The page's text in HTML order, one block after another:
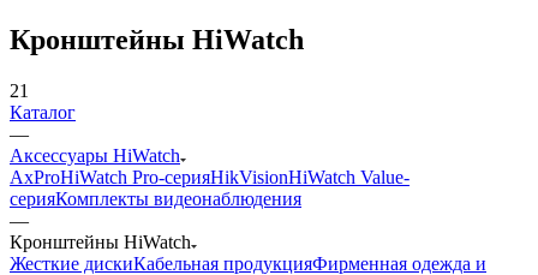
Кронштейны HiWatch
21
Каталог
—
Аксессуары HiWatch
AxProHiWatch Pro-серияHikVisionHiWatch Value-
серияКомплекты видеонаблюдения
—
Кронштейны HiWatch
Жесткие дискиКабельная продукцияФирменная одежда и